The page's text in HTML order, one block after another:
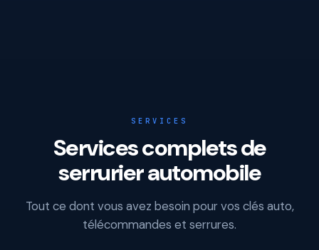
SERVICES
Services complets de
serrurier automobile
Tout ce dont vous avez besoin pour vos clés auto,
télécommandes et serrures.